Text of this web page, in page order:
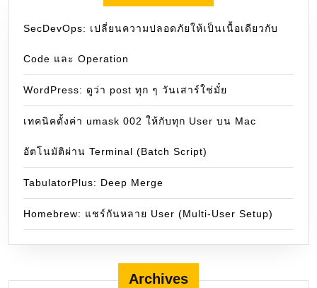
SecDevOps: เปลี่ยนความปลอดภัยให้เป็นเนื้อเดียวกับ
Code และ Operation
WordPress: ดูว่า post ทุก ๆ วันเสาร์ใช่มั๋ย
เทคนิคตั้งค่า umask 002 ให้กับทุก User บน Mac
อัตโนมัติผ่าน Terminal (Batch Script)
TabulatorPlus: Deep Merge
Homebrew: แชร์กันหลาย User (Multi-User Setup)
Archives